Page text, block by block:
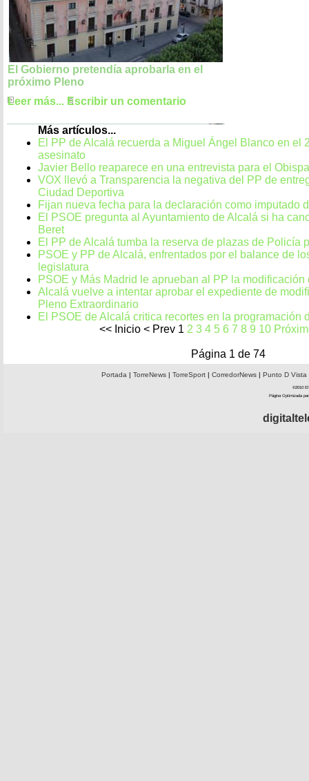
El Gobierno pretendía aprobarla en el
próximo Pleno
Leer más... Escribir un comentario
Más artículos...
El PP de Alcalá recuerda a Miguel Ángel Blanco en el
asesinato
Javier Bello reaparece en una entrevista para el
VOX llevó a Transparencia la negativa del PP de
Ciudad Deportiva
Fijan nueva fecha para la declaración como imputado
El PSOE pregunta al Ayuntamiento de Alcalá si ha
Beret
El PP de Alcalá tumba la reserva de plazas de Policía
PSOE y PP de Alcalá, enfrentados por el balance de
legislatura
PSOE y Más Madrid le aprueban al PP la
Alcalá vuelve a intentar aprobar el expediente de
Pleno Extraordinario
El PSOE de Alcalá critica recortes en la programación
<< Inicio < Prev 1 2 3 4 5 6 7 8 9 10
Página 1 de 74
Portada | TorreNews| TorreSport| CorredorNews| Punto D Vista
©2010 El
Página Optimizada